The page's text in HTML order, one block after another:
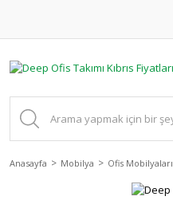
Anasayfa Mobilya Ofis Mobilyaları